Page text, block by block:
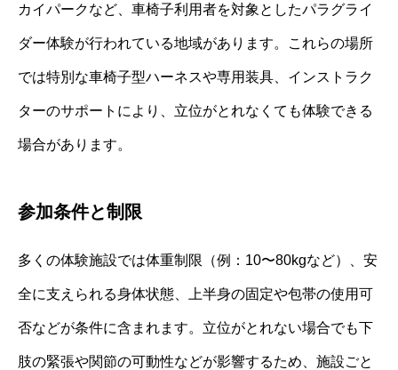
カイパークなど、車椅子利用者を対象としたパラグライ
ダー体験が行われている地域があります。これらの場所
では特別な車椅子型ハーネスや専用装具、インストラク
ターのサポートにより、立位がとれなくても体験できる
場合があります。
参加条件と制限
多くの体験施設では体重制限（例：10〜80kgなど）、安
全に支えられる身体状態、上半身の固定や包帯の使用可
否などが条件に含まれます。立位がとれない場合でも下
肢の緊張や関節の可動性などが影響するため、施設ごと